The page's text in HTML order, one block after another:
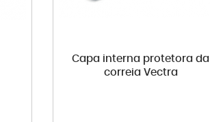
Capa interna protetora da
correia Vectra